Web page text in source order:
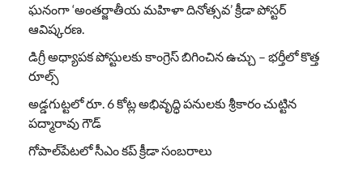
ఘనంగా ‘అంతర్జాతీయ మహిళా దినోత్సవ’ క్రీడా పోస్టర్
ఆవిష్కరణ.
డిగ్రీ అధ్యాపక పోస్టులకు కాంగ్రెస్ బిగించిన ఉచ్చు – భర్తీలో కొత్త
రూల్స్
అడ్డగుట్టలో రూ. 6 కోట్ల అభివృద్ధి పనులకు శ్రీకారం చుట్టిన
పద్మారావు గౌడ్
గోపాల్‌పేటలో సీఎం కప్ క్రీడా సంబరాలు